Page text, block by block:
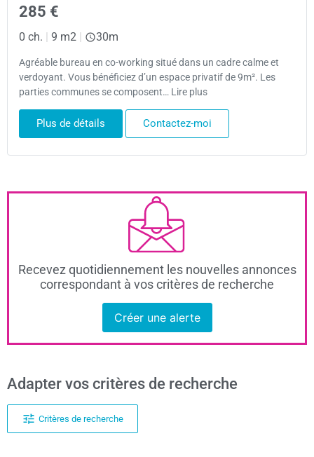
285 €
0 ch. | 9 m2 | 30m
Agréable bureau en co-working situé dans un cadre calme et
verdoyant. Vous bénéficiez d’un espace privatif de 9m². Les
parties communes se composent… Lire plus
Plus de détails Contactez-moi
Recevez quotidiennement les nouvelles annonces
correspondant à vos critères de recherche
Créer une alerte
Adapter vos critères de recherche
Critères de recherche